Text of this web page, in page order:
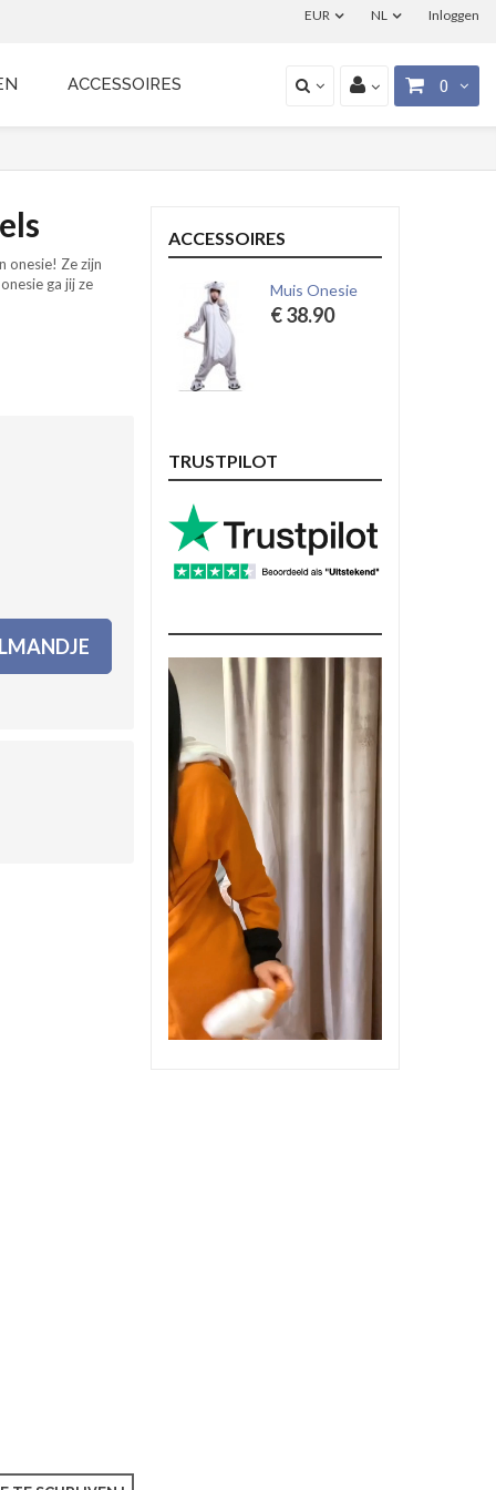
Inloggen
NL
EUR
0
ACCESSOIRES
onesie! Ze zijn
ga jij ze
ACCESSOIRES
Muis Onesie
€ 38.90
TRUSTPILOT